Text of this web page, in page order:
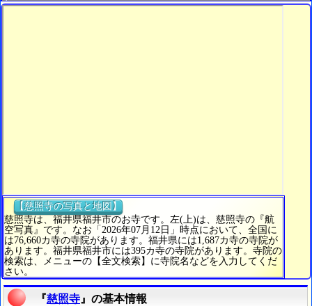
【慈照寺の写真と地図】
慈照寺は、福井県福井市のお寺です。左(上)は、慈照寺の『航
空写真』です。なお「2026年07月12日」時点において、全国に
は76,660カ寺の寺院があります。福井県には1,687カ寺の寺院が
あります。福井県福井市には395カ寺の寺院があります。寺院の
検索は、メニューの【全文検索】に寺院名などを入力してくだ
さい。
『慈照寺 』の基本情報